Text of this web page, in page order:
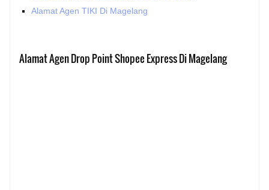
Alamat Agen TIKI Di Magelang
Alamat Agen Drop Point Shopee Express Di Magelang